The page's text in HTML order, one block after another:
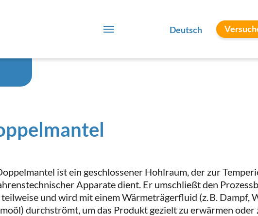
Deutsch
ist ein geschlossener Hohlraum, der zur
Apparate dient. Er umschließt den
und wird mit einem Wärmeträgerfluid (z. B. Dampf,
durchströmt, um das Produkt gezielt zu erwärmen oder